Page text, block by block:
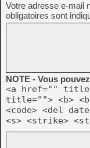
Votre adresse e-mail
obligatoires sont
NOTE - Vous
<a href=""
title=""> <b>
<code> <del
<s> <strike>